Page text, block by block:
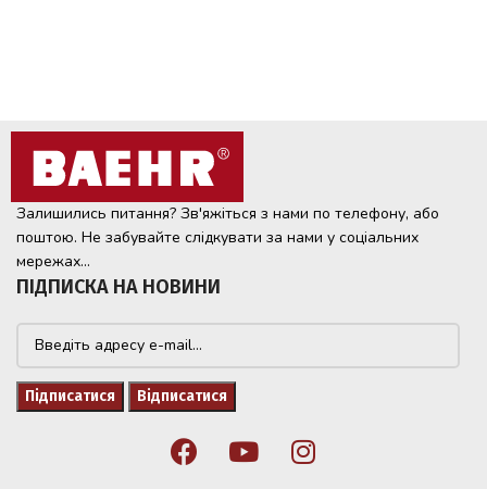
Залишились питання? Зв'яжіться з нами по телефону, або
поштою. Не забувайте слідкувати за нами у соціальних
мережах...
ПІДПИСКА НА НОВИНИ